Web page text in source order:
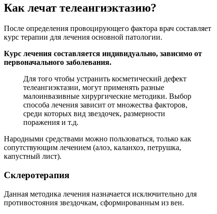
Как лечат телеангиэктазию?
После определения провоцирующего фактора врач составляет
курс терапии для лечения основной патологии.
Курс лечения составляется индивидуально, зависимо от
первоначального заболевания.
Для того чтобы устранить косметический дефект
телеангиэктазии, могут применять разные
малоинвазивные хирургические методики. Выбор
способа лечения зависит от множества факторов,
среди которых вид звездочек, размерности
поражения и т.д.
Народными средствами можно пользоваться, только как
сопутствующим лечением (алоэ, каланхоэ, петрушка,
капустный лист).
Склеротерапия
Данная методика лечения назначается исключительно для
противостояния звездочкам, сформированным из вен.